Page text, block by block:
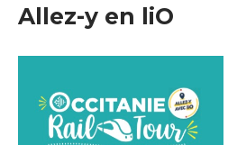
Allez-y en liO